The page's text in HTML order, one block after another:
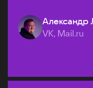
Александр
VK, Mail.ru